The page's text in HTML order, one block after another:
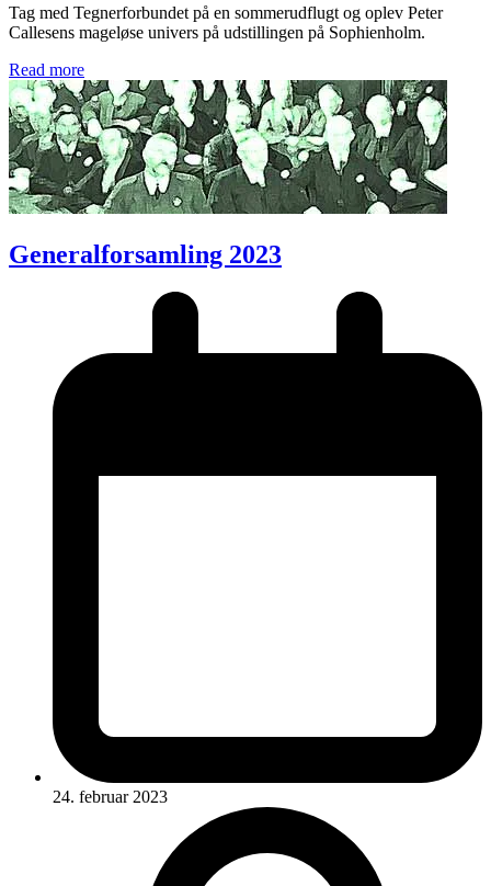
Tag med Tegnerforbundet på en sommerudflugt og oplev Peter
Callesens mageløse univers på udstillingen på Sophienholm.
Read more
Generalforsamling 2023
24. februar 2023